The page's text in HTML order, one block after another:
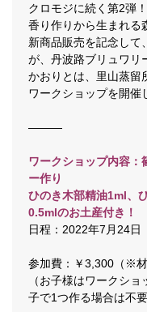
クロモジに続く第2弾！
香り作りから生まれる
新商品販売を記念して
が、丹波路ブリュワリ
かおりとは、里山蒸留
ワークショップを開催
―――
ワークショップ内容：
ー作り
ひのき木部精油1ml、
0.5mlのお土産付き！
日程：2022年7月24日
参加費：￥3,300（※材
（お子様はワークシ
子で1つ作る場合は不要